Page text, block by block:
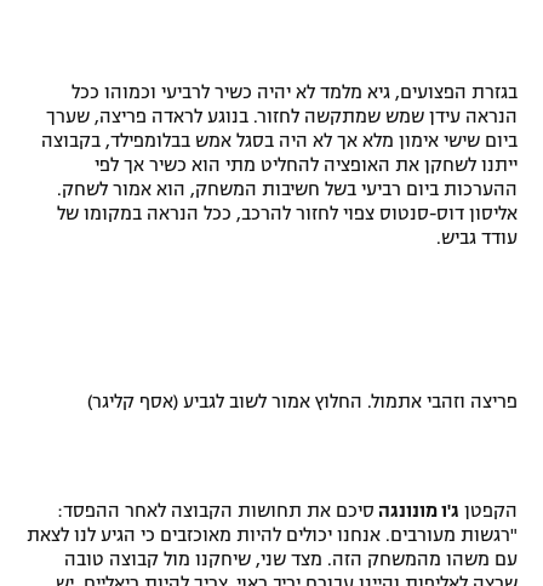
בגזרת הפצועים, גיא מלמד לא יהיה כשיר לרביעי וכמוהו ככל
הנראה עידן שמש שמתקשה לחזור. בנוגע לראדה פריצה, שערך
ביום שישי אימון מלא אך לא היה בסגל אמש בבלומפילד, בקבוצה
ייתנו לשחקן את האופציה להחליט מתי הוא כשיר אך לפי
ההערכות ביום רביעי בשל חשיבות המשחק, הוא אמור לשחק.
אליסון דוס-סנטוס צפוי לחזור להרכב, ככל הנראה במקומו של
עודד גביש.
פריצה וזהבי אתמול. החלוץ אמור לשוב לגביע (אסף קליגר)
הקפטן ג'ו מונונגה סיכם את תחושות הקבוצה לאחר ההפסד:
"רגשות מעורבים. אנחנו יכולים להיות מאוכזבים כי הגיע לנו לצאת
עם משהו מהמשחק הזה. מצד שני, שיחקנו מול קבוצה טובה